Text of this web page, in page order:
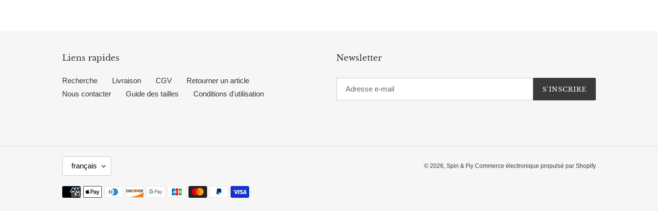
Liens rapides
Recherche Livraison CGV
Retourner un article
Nous contacter
Guide des tailles Conditions d'utilisation
Newsletter
S'INSCRIRE
A
N
G
français © 2026, Spin & Fly Commerce électronique propulsé par Shopify
Moyens